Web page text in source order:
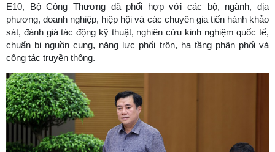
E10, Bộ Công Thương đã phối hợp với các bộ, ngành, địa
phương, doanh nghiệp, hiệp hội và các chuyên gia tiến hành khảo
sát, đánh giá tác động kỹ thuật, nghiên cứu kinh nghiệm quốc tế,
chuẩn bị nguồn cung, năng lực phối trộn, hạ tầng phân phối và
công tác truyền thông.